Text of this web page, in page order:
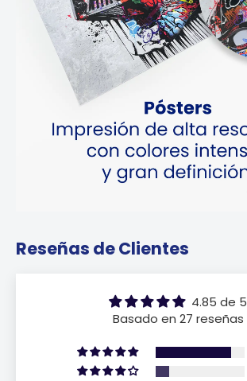
Reseñas de Clientes
4.85 de 5
Basado en 27 reseñas